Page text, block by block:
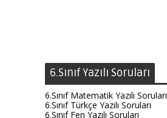
6.Sınıf Yazılı Soruları
6.Sınıf Matematik Yazılı Soruları
6.Sınıf Türkçe Yazılı Soruları
6.Sınıf Fen Yazılı Soruları